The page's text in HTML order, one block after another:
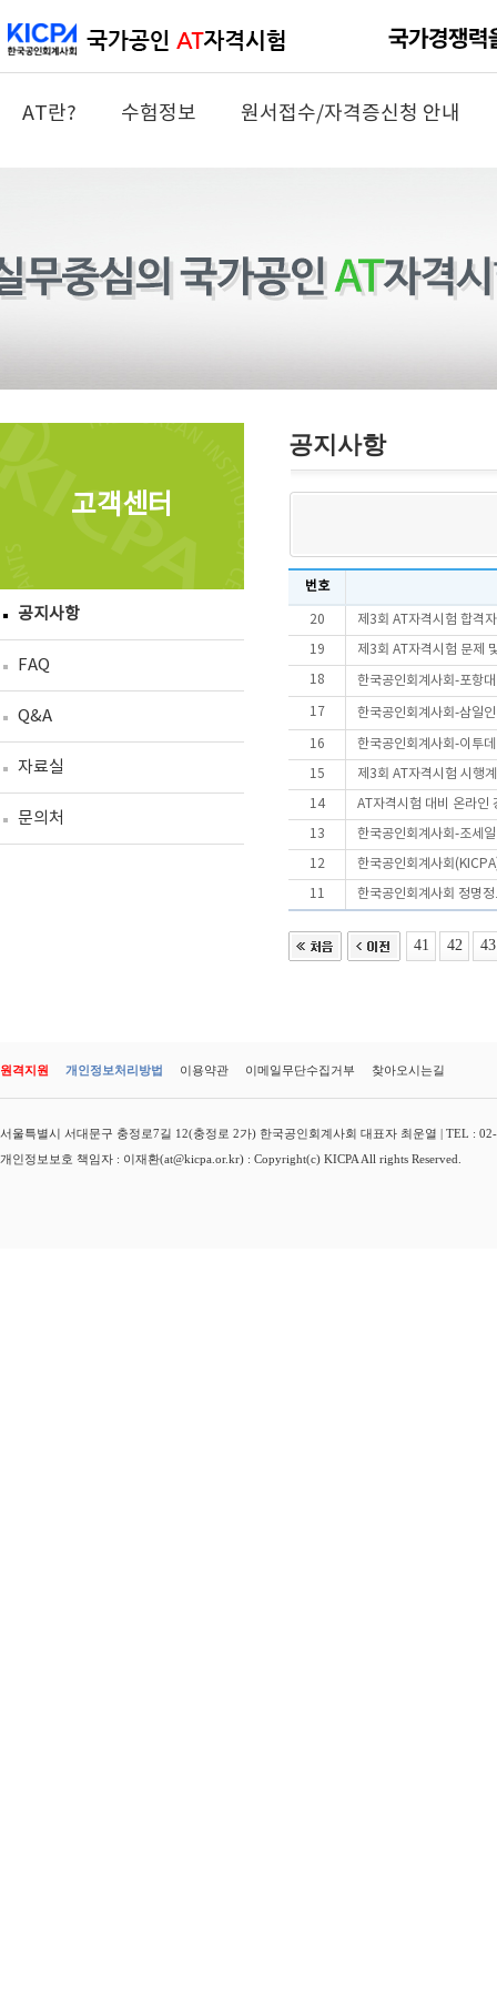
AT란? 수험정보 원서접수/자격증신청 안내
고객센터
공지사항
FAQ
Q&A
자료실
문의처
공지사항
번호
20 제3회 AT자격시험 합격
19 제3회 AT자격시험 문제
18 한국공인회계사회-포항
17 한국공인회계사회-삼일
16 한국공인회계사회-이투
15 제3회 AT자격시험 시행
14 AT자격시험 대비 온라인
13 한국공인회계사회-조세
12 한국공인회계사회
11 한국공인회계사회 정명
41 42 43
원격지원 개인정보처리방법 이용약관 이메일무단수집거부 찾아오시는길
서울특별시 서대문구 충정로7길 12(충정로 2가) 한국공인회계사회 대표자 최운열 | TEL :
개인정보보호 책임자 : 이재환(at@kicpa.or.kr) : Copyright(c) KICPA All rights Reserved.